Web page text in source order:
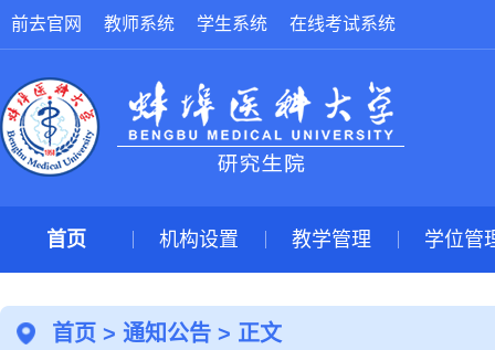
前去官网 教师系统 学生系统 在线考试系统
首页 机构设置 教学管理 学位管
首页 > 通知公告> 正文